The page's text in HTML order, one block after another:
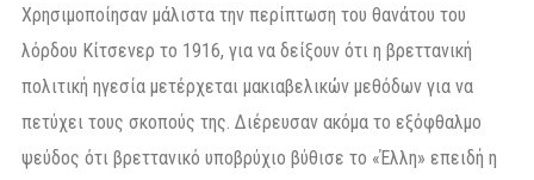
Χρησιμοποίησαν μάλιστα την περίπτωση του θανάτου του
λόρδου Κίτσενερ το 1916, για να δείξουν ότι η βρεττανική
πολιτική ηγεσία μετέρχεται μακιαβελικών μεθόδων για να
πετύχει τους σκοπούς της. Διέρευσαν ακόμα το εξόφθαλμο
ψεύδος ότι βρεττανικό υποβρύχιο βύθισε το «Έλλη» επειδή η